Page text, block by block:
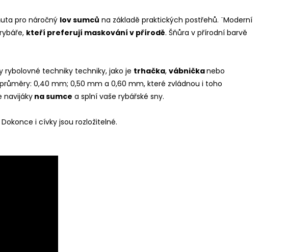
pro náročný lov sumců na základě praktických postřehů. ¨Moderní
kteří preferují maskování v přírodě. Šňůra v přírodní barvě
rybolovné techniky techniky, jako je trhačka, vábničkanebo
0,40 mm; 0,50 mm a 0,60 mm, které zvládnou i toho
navijáky na sumce a splní vaše rybářské sny.
Dokonce i cívky jsou rozložitelné.